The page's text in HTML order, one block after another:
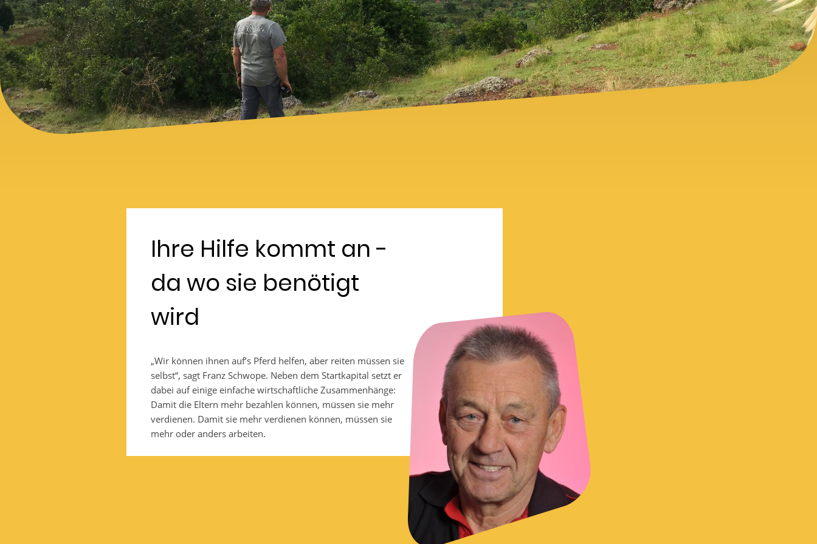
Ihre Hilfe kommt an -
da wo sie benötigt
wird
„Wir können ihnen auf’s Pferd helfen, aber reiten müssen sie
selbst“, sagt Franz Schwope. Neben dem Startkapital setzt er
dabei auf einige einfache wirtschaftliche Zusammenhänge:
Damit die Eltern mehr bezahlen können, müssen sie mehr
verdienen. Damit sie mehr verdienen können, müssen sie
mehr oder anders arbeiten.